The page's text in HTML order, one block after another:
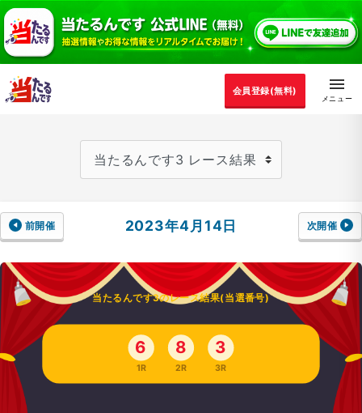
会員登録(無料)
前開催 2023年4月14日 次開催
当たるんです3のレース結果(当選番号)
6
1R
8
2R
3
3R